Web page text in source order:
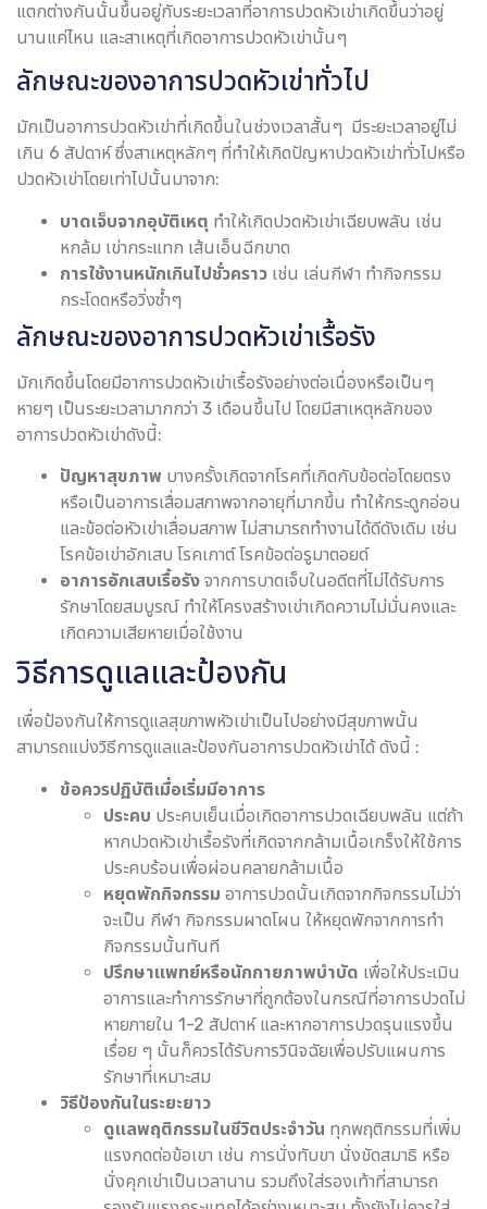
แตกต่างกันนั้นขึ้นอยู่กับระยะเวลาที่อาการปวดหัวเข่าเกิดขึ้นว่าอยู่
นานแค่ไหน และสาเหตุที่เกิดอาการปวดหัวเข่านั้นๆ
ลักษณะของอาการปวดหัวเข่าทั่วไป
มักเป็นอาการปวดหัวเข่าที่เกิดขึ้นในช่วงเวลาสั้นๆ มีระยะเวลาอยู่ไม่
เกิน 6 สัปดาห์ ซึ่งสาเหตุหลักๆ ที่ทำให้เกิดปัญหาปวดหัวเข่าทั่วไปหรือ
ปวดหัวเข่าโดยเท่าไปนั้นมาจาก:
บาดเจ็บจากอุบัติเหตุ ทำให้เกิดปวดหัวเข่าเฉียบพลัน เช่น
หกล้ม เข่ากระแทก เส้นเอ็นฉีกขาด
การใช้งานหนักเกินไปชั่วคราว เช่น เล่นกีฬา ทำกิจกรรม
กระโดดหรือวิ่งซ้ำๆ
ลักษณะของอาการปวดหัวเข่าเรื้อรัง
มักเกิดขึ้นโดยมีอาการปวดหัวเข่าเรื้อรังอย่างต่อเนื่องหรือเป็นๆ
หายๆ เป็นระยะเวลามากกว่า 3 เดือนขึ้นไป โดยมีสาเหตุหลักของ
อาการปวดหัวเข่าดังนี้:
ปัญหาสุขภาพ บางครั้งเกิดจากโรคที่เกิดกับข้อต่อโดยตรง
หรือเป็นอาการเสื่อมสภาพจากอายุที่มากขึ้น ทำให้กระดูกอ่อน
และข้อต่อหัวเข่าเสื่อมสภาพ ไม่สามารถทำงานได้ดีดังเดิม เช่น
โรคข้อเข่าอักเสบ โรคเกาต์ โรคข้อต่อรูมาตอยด์
อาการอักเสบเรื้อรัง จากการบาดเจ็บในอดีตที่ไม่ได้รับการ
รักษาโดยสมบูรณ์ ทำให้โครงสร้างเข่าเกิดความไม่มั่นคงและ
เกิดความเสียหายเมื่อใช้งาน
วิธีการดูแลและป้องกัน
เพื่อป้องกันให้การดูแลสุขภาพหัวเข่าเป็นไปอย่างมีสุขภาพนั้น
สามารถแบ่งวิธีการดูแลและป้องกันอาการปวดหัวเข่าได้ ดังนี้ :
ข้อควรปฏิบัติเมื่อเริ่มมีอาการ
ประคบ ประคบเย็นเมื่อเกิดอาการปวดเฉียบพลัน แต่ถ้า
หากปวดหัวเข่าเรื้อรังที่เกิดจากกล้ามเนื้อเกร็งให้ใช้การ
ประคบร้อนเพื่อผ่อนคลายกล้ามเนื้อ
หยุดพักกิจกรรม อาการปวดนั้นเกิดจากกิจกรรมไม่ว่า
จะเป็น กีฬา กิจกรรมผาดโผน ให้หยุดพักจากการทำ
กิจกรรมนั้นทันที
ปรึกษาแพทย์หรือนักกายภาพบำบัด เพื่อให้ประเมิน
อาการและทำการรักษาที่ถูกต้องในกรณีที่อาการปวดไม่
หายภายใน 1-2 สัปดาห์ และหากอาการปวดรุนแรงขึ้น
เรื่อย ๆ นั้นก็ควรได้รับการวินิจฉัยเพื่อปรับแผนการ
รักษาที่เหมาะสม
วิธีป้องกันในระยะยาว
ดูแลพฤติกรรมในชีวิตประจำวัน ทุกพฤติกรรมที่เพิ่ม
แรงกดต่อข้อเขา เช่น การนั่งทับขา นั่งขัดสมาธิ หรือ
นั่งคุกเข่าเป็นเวลานาน รวมถึงใส่รองเท้าที่สามารถ